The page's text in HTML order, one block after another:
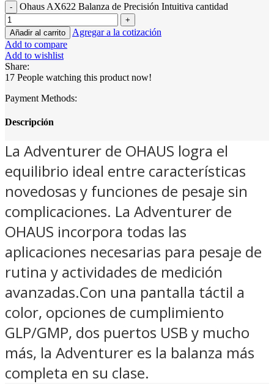
Ohaus AX622 Balanza de Precisión Intuitiva cantidad
Añadir al carrito
Agregar a la cotización
Add to compare
Add to wishlist
Share:
17 People watching this product now!
Payment Methods:
Descripción
La Adventurer de OHAUS logra el
equilibrio ideal entre características
novedosas y funciones de pesaje sin
complicaciones. La Adventurer de
OHAUS incorpora todas las
aplicaciones necesarias para pesaje de
rutina y actividades de medición
avanzadas.Con una pantalla táctil a
color, opciones de cumplimiento
GLP/GMP, dos puertos USB y mucho
más, la Adventurer es la balanza más
completa en su clase.